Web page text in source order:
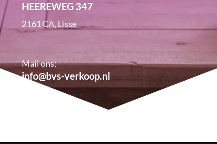
HEEREWEG 347
2161 CA, Lisse
Mail ons:
info@bvs-verkoop.nl